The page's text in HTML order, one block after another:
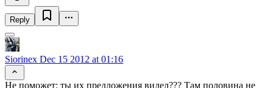
Reply
Siorinex Dec 15 2012 at 01:16
Не поможет: ты их предложения видел??? Там половина не